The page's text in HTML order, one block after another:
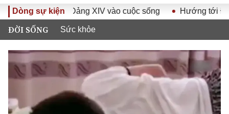
Dòng sự kiện
hội Đảng XIV vào cuộc sống Hướng tới Đại hội đại
ĐỜI SỐNG Sức khỏe